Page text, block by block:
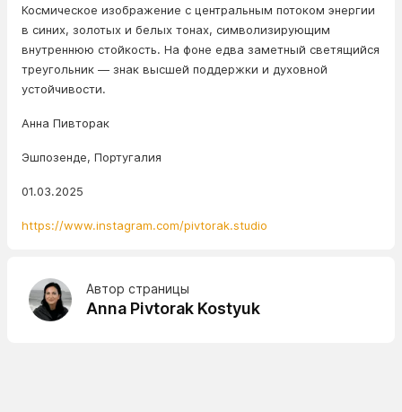
Космическое изображение с центральным потоком энергии
в синих, золотых и белых тонах, символизирующим
внутреннюю стойкость. На фоне едва заметный светящийся
треугольник — знак высшей поддержки и духовной
устойчивости.
Анна Пивторак
Эшпозенде, Португалия
01.03.2025
https://www.instagram.com/pivtorak.studio
Автор страницы
Anna Pivtorak Kostyuk